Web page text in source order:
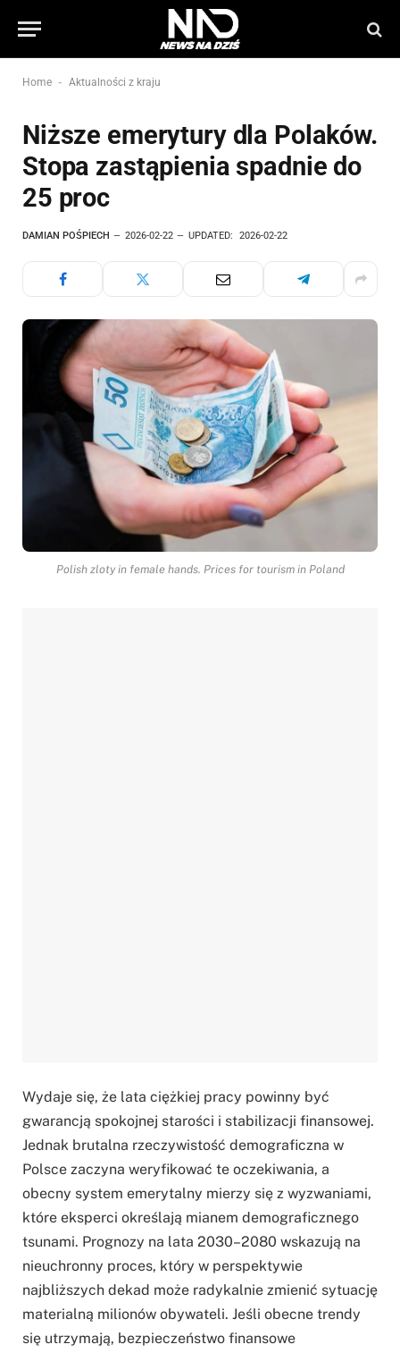
Home - Aktualności z kraju
Niższe emerytury dla Polaków.
Stopa zastąpienia spadnie do
25 proc
DAMIAN POŚPIECH 2026-02-22 UPDATED: 2026-02-22
Polish zloty in female hands. Prices for tourism in Poland
Wydaje się, że lata ciężkiej pracy powinny być
gwarancją spokojnej starości i stabilizacji finansowej.
Jednak brutalna rzeczywistość demograficzna w
Polsce zaczyna weryfikować te oczekiwania, a
obecny system emerytalny mierzy się z wyzwaniami,
które eksperci określają mianem demograficznego
tsunami. Prognozy na lata 2030–2080 wskazują na
nieuchronny proces, który w perspektywie
najbliższych dekad może radykalnie zmienić sytuację
materialną milionów obywateli. Jeśli obecne trendy
się utrzymają, bezpieczeństwo finansowe